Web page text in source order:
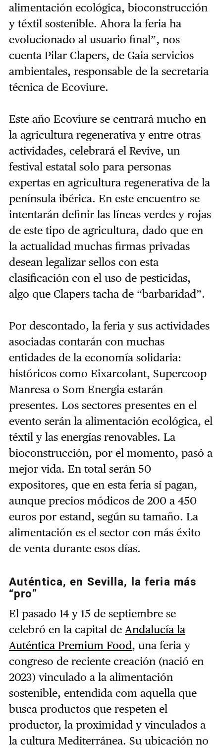
alimentación ecológica, bioconstrucción
y téxtil sostenible. Ahora la feria ha
evolucionado al usuario final”, nos
cuenta Pilar Clapers, de Gaia servicios
ambientales, responsable de la secretaria
técnica de Ecoviure.
Este año Ecoviure se centrará mucho en
la agricultura regenerativa y entre otras
actividades, celebrará el Revive, un
festival estatal solo para personas
expertas en agricultura regenerativa de la
península ibérica. En este encuentro se
intentarán definir las líneas verdes y rojas
de este tipo de agricultura, dado que en
la actualidad muchas firmas privadas
desean legalizar sellos con esta
clasificación con el uso de pesticidas,
algo que Clapers tacha de “barbaridad”.
Por descontado, la feria y sus actividades
asociadas contarán con muchas
entidades de la economía solidaria:
históricos como Eixarcolant, Supercoop
Manresa o Som Energia estarán
presentes. Los sectores presentes en el
evento serán la alimentación ecológica, el
téxtil y las energías renovables. La
bioconstrucción, por el momento, pasó a
mejor vida. En total serán 50
expositores, que en esta feria sí pagan,
aunque precios módicos de 200 a 450
euros por estand, según su tamaño. La
alimentación es el sector con más éxito
de venta durante esos días.
Auténtica, en Sevilla, la feria más
“pro”
El pasado 14 y 15 de septiembre se
celebró en la capital de Andalucía la
Auténtica Premium Food, una feria y
congreso de reciente creación (nació en
2023) vinculado a la alimentación
sostenible, entendida com aquella que
busca productos que respeten el
productor, la proximidad y vinculados a
la cultura Mediterránea. Su ubicación no